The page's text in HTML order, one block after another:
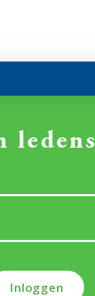
Inloggen